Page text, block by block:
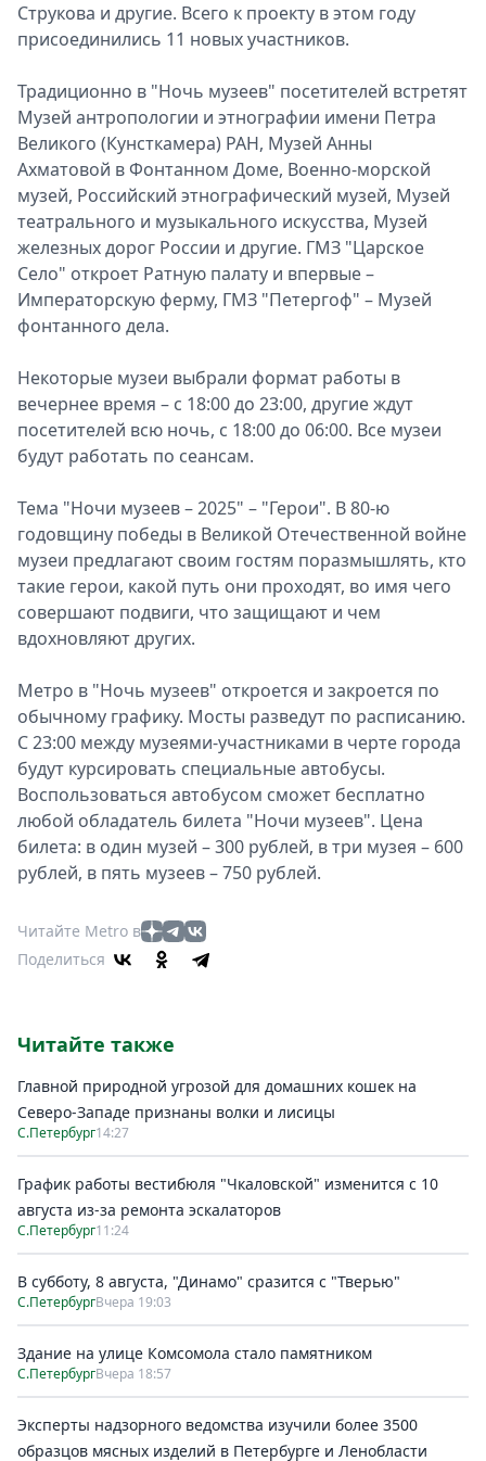
Струкова и другие. Всего к проекту в этом году
присоединились 11 новых участников.
Традиционно в "Ночь музеев" посетителей встретят
Музей антропологии и этнографии имени Петра
Великого (Кунсткамера) РАН, Музей Анны
Ахматовой в Фонтанном Доме, Военно-морской
музей, Российский этнографический музей, Музей
театрального и музыкального искусства, Музей
железных дорог России и другие. ГМЗ "Царское
Село" откроет Ратную палату и впервые –
Императорскую ферму, ГМЗ "Петергоф" – Музей
фонтанного дела.
Некоторые музеи выбрали формат работы в
вечернее время – с 18:00 до 23:00, другие ждут
посетителей всю ночь, с 18:00 до 06:00. Все музеи
будут работать по сеансам.
Тема "Ночи музеев – 2025" – "Герои". В 80-ю
годовщину победы в Великой Отечественной войне
музеи предлагают своим гостям поразмышлять, кто
такие герои, какой путь они проходят, во имя чего
совершают подвиги, что защищают и чем
вдохновляют других.
Метро в "Ночь музеев" откроется и закроется по
обычному графику. Мосты разведут по расписанию.
С 23:00 между музеями-участниками в черте города
будут курсировать специальные автобусы.
Воспользоваться автобусом сможет бесплатно
любой обладатель билета "Ночи музеев". Цена
билета: в один музей – 300 рублей, в три музея – 600
рублей, в пять музеев – 750 рублей.
Читайте Metro в
Поделиться
Читайте также
Главной природной угрозой для домашних кошек на
Северо-Западе признаны волки и лисицы
С.Петербург14:27
График работы вестибюля "Чкаловской" изменится с 10
августа из-за ремонта эскалаторов
С.Петербург11:24
В субботу, 8 августа, "Динамо" сразится с "Тверью"
С.ПетербургВчера 19:03
Здание на улице Комсомола стало памятником
С.ПетербургВчера 18:57
Эксперты надзорного ведомства изучили более 3500
образцов мясных изделий в Петербурге и Ленобласти